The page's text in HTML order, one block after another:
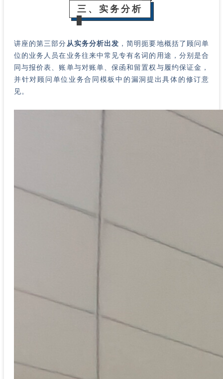
三、实务分析
讲座的第三部分 从实务分析出发 ，简明扼要地概括了顾问单
位的业务人员在业务往来中常见专有名词的用途，分别是合
同与报价表、账单与对账单、保函和留置权与履约保证金，
并针对顾问单位业务合同模板中的漏洞提出具体的修订意
见。